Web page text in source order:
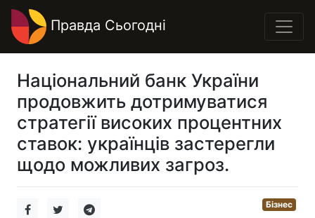
Правда Сьогодні
Національний банк України
продовжить дотримуватися
стратегії високих процентних
ставок: українців застерегли
щодо можливих загроз.
Бізнес